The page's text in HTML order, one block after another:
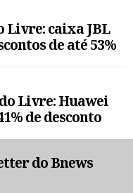
Livre: caixa JBL
de até 53%
Livre: Huawei
de desconto
do Bnews